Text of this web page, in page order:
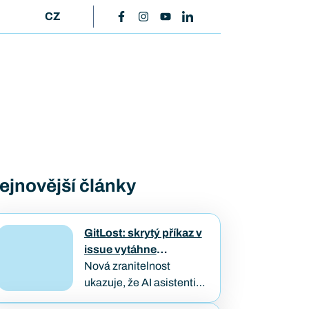
CZ
články
GitLost: skrytý příkaz v
issue vytáhne
soukromý kód
Nová zranitelnost
ukazuje, že AI asistenti